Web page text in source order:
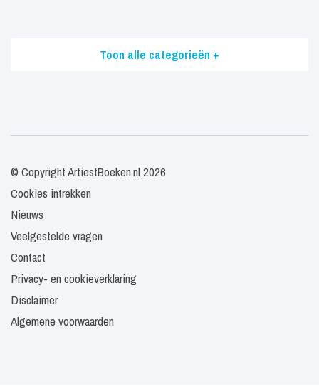
Toon alle categorieën +
© Copyright ArtiestBoeken.nl 2026
Cookies intrekken
Nieuws
Veelgestelde vragen
Contact
Privacy- en cookieverklaring
Disclaimer
Algemene voorwaarden